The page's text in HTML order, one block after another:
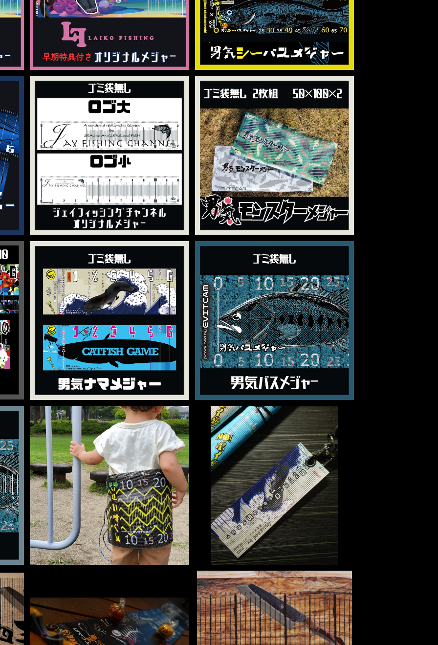
ラ
ジェイフィッシングオリジナルメジャー2種類
【Jay fishing channel】
¥3,500
【男気モンスターメジャー】200cm対応
¥8,000
ー
【男気ナマメジャー】yuuさんコラボ商品
¥3,500
【男気バスメジャー(ごみ袋無し)】
¥3,500
【オニヤンメ】オニヤンマ柄虫除けメジャー
¥3,500
ミニナマメジャー
¥700
10月限定販売【GYOmiメジャー ハロウィンエ
SOLD OUT
【まな板の上のバス】透けスケ